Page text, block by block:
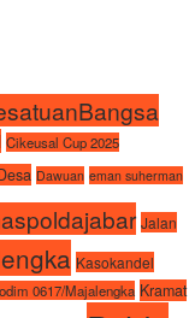
Cikeusal Cup 2025
Dawuan eman suherman
Jalan
Kasokandel
0617/Majalengka Kramat